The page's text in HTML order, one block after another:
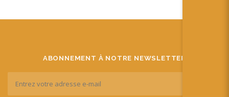
ABONNEMENT À NOTRE NEWSLETTER